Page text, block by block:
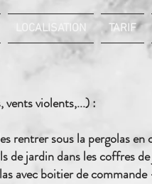
LOCALISATION TARIF
vents violents,...) :
rentrer sous la pergolas en
de jardin dans les coffres
avec boitier de